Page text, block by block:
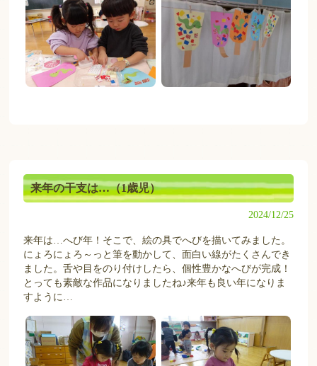
来年の干支は…（1歳児）
2024/12/25
来年は…へび年！そこで、絵の具でへびを描いてみました。
にょろにょろ～っと筆を動かして、面白い線がたくさんでき
ました。舌や目をのり付けしたら、個性豊かなへびが完成！
とっても素敵な作品になりましたね♪来年も良い年になりま
すように…